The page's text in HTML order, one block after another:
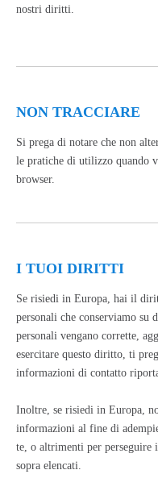
nostri diritti.
NON TRACCIARE
Si prega di notare che non
le pratiche di utilizzo quando
browser.
I TUOI DIRITTI
Se risiedi in Europa, hai il
personali che conserviamo su
personali vengano corrette,
esercitare questo diritto, ti
informazioni di contatto
Inoltre, se risiedi in Europa,
informazioni al fine di
te, o altrimenti per
sopra elencati.